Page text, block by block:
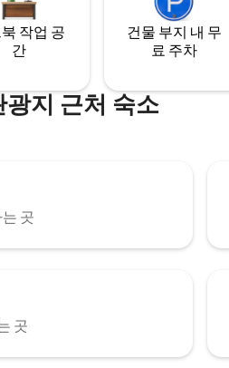
작업 공
간
건물 부지 내 무
료 주차
지 근처 숙소
곳
곳